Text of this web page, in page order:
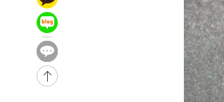
-2747초 전 >
이강인, 오늘 서울서 AT마드리드
2시간 전 >
'여긴 20도, 저긴 50도'…열화상 카
3시간 전 >
콜롬비아 신임 우파 대통령 취임 하루
-31057초 전 >
'AT마드리드 7번' 이강인, 맨시
-30559초 전 >
[속보]'AT마드리드 7번' 이강인,